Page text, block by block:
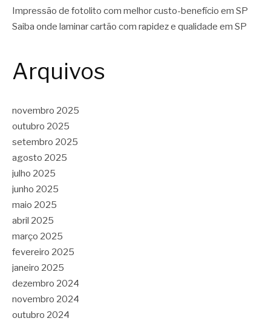
Impressão de fotolito com melhor custo-benefício em SP
Saiba onde laminar cartão com rapidez e qualidade em SP
Arquivos
novembro 2025
outubro 2025
setembro 2025
agosto 2025
julho 2025
junho 2025
maio 2025
abril 2025
março 2025
fevereiro 2025
janeiro 2025
dezembro 2024
novembro 2024
outubro 2024